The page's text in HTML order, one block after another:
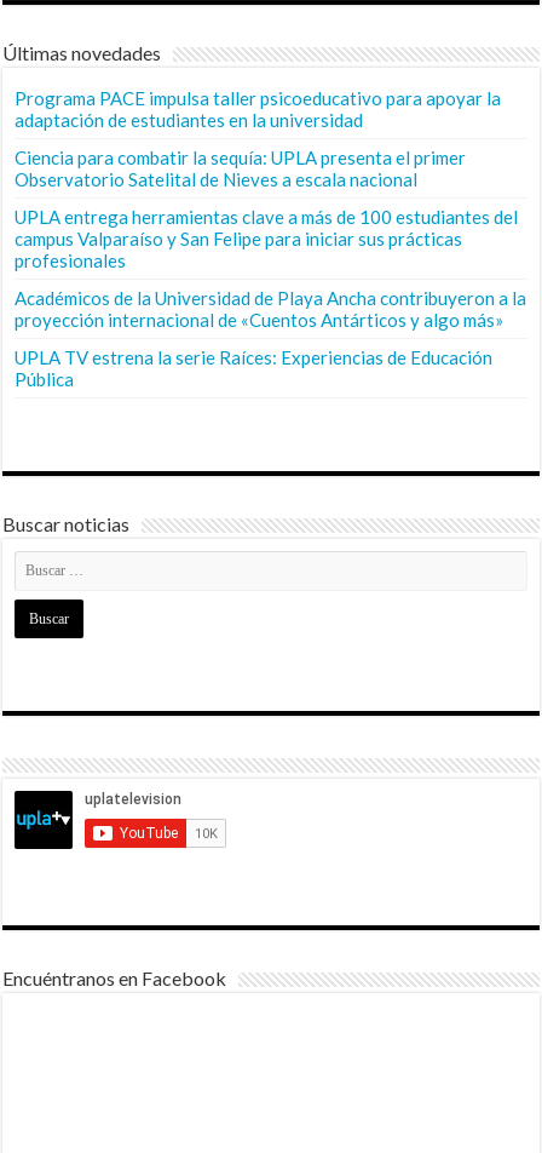
Últimas novedades
Programa PACE impulsa taller psicoeducativo para apoyar la
adaptación de estudiantes en la universidad
Ciencia para combatir la sequía: UPLA presenta el primer
Observatorio Satelital de Nieves a escala nacional
UPLA entrega herramientas clave a más de 100 estudiantes del
campus Valparaíso y San Felipe para iniciar sus prácticas
profesionales
Académicos de la Universidad de Playa Ancha contribuyeron a la
proyección internacional de «Cuentos Antárticos y algo más»
UPLA TV estrena la serie Raíces: Experiencias de Educación
Pública
Buscar noticias
Encuéntranos en Facebook